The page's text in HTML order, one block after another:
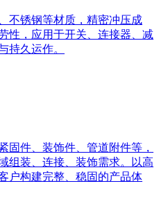
不锈钢等材质，精密冲压成
性，应用于开关、连接器、减
持久运作。
固件、装饰件、管道附件等，
组装、连接、装饰需求。以高
户构建完整、稳固的产品体